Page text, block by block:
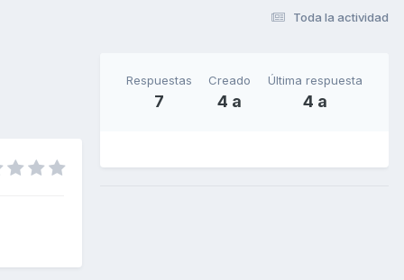
Toda la actividad
Respuestas
7
Creado
4 a
Última respuesta
4 a